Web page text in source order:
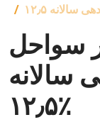
سواحل
سالانه
۱۲٫۵٪